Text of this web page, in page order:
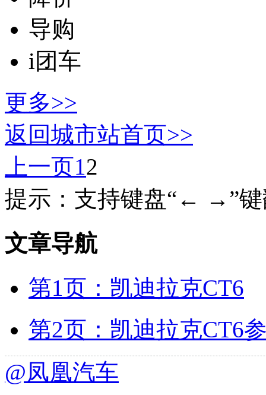
导购
i团车
更多>>
返回城市站首页>>
上一页12
提示：支持键盘“← →”键
文章导航
第1页：凯迪拉克CT6
第2页：凯迪拉克CT6
@凤凰汽车